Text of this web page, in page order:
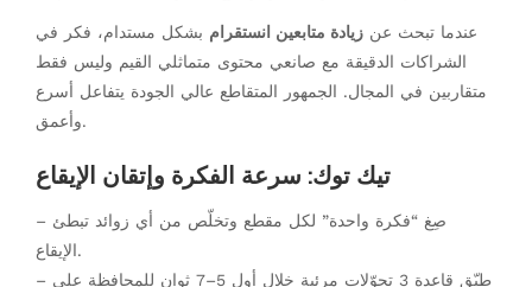
عندما تبحث عن زيادة متابعين انستقرام بشكل مستدام، فكر في
الشراكات الدقيقة مع صانعي محتوى متماثلي القيم وليس فقط
متقاربين في المجال. الجمهور المتقاطع عالي الجودة يتفاعل أسرع
وأعمق.
تيك توك: سرعة الفكرة وإتقان الإيقاع
– صِغ “فكرة واحدة” لكل مقطع وتخلّص من أي زوائد تبطئ
الإيقاع.
– طبّق قاعدة 3 تحوّلات مرئية خلال أول 5–7 ثوانٍ للمحافظة على